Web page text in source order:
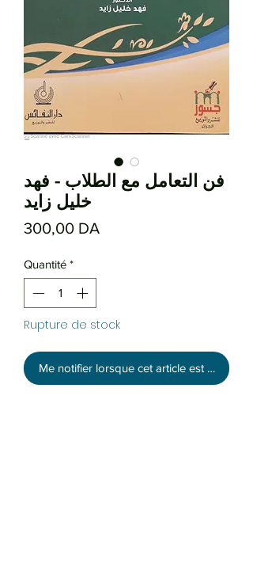
فن التعامل مع الطلاب - فهد
خليل زايد
300,00 DA
Quantité *
Rupture de stock
Me notifier lorsque cet article est disponible